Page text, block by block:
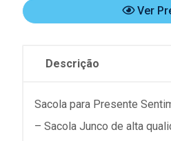
Ver
Descrição
Sacola para Presente
– Sacola Junco de alta